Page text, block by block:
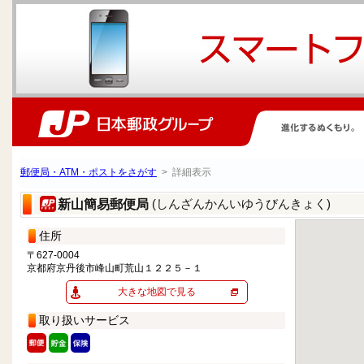
郵便局・ATM・ポストをさがす > 詳細表示
新山簡易郵便局 (しんざんかんいゆうびんきょく)
住所
〒627-0004
京都府京丹後市峰山町荒山１２２５－１
大きな地図で見る
取り扱いサービス